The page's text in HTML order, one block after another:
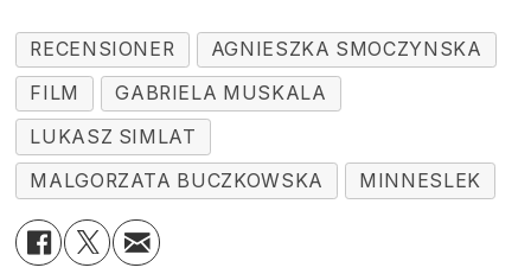
RECENSIONER
AGNIESZKA SMOCZYNSKA
FILM
GABRIELA MUSKALA
LUKASZ SIMLAT
MALGORZATA BUCZKOWSKA
MINNESLEK